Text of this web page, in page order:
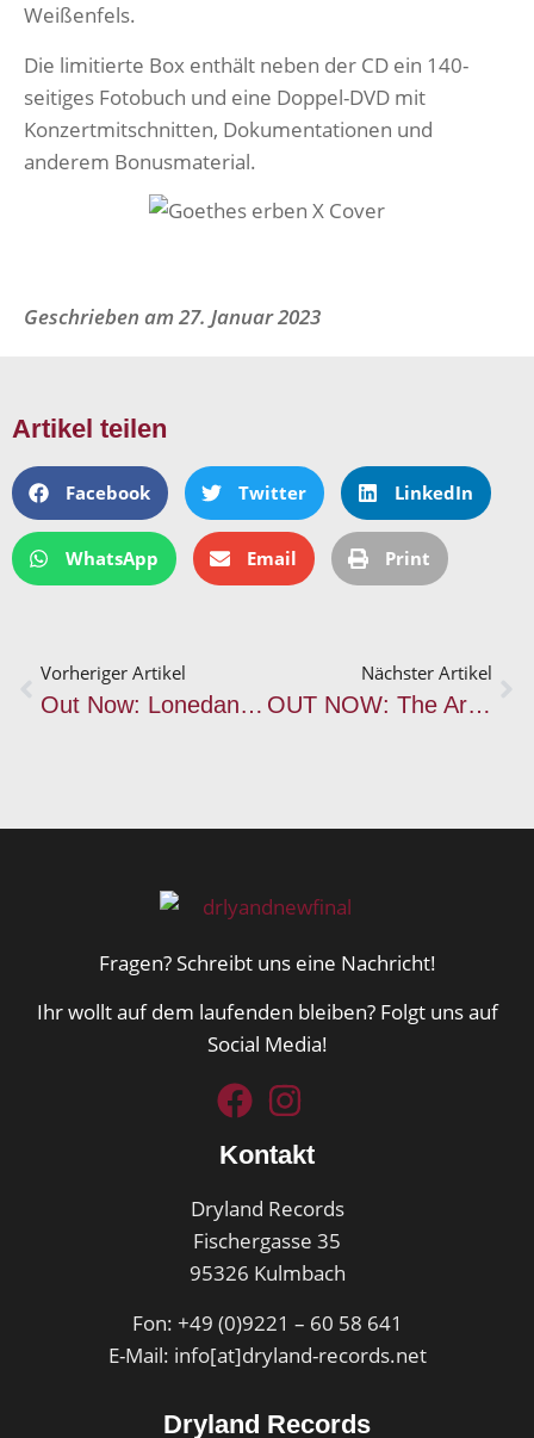
Weißenfels.
Die limitierte Box enthält neben der CD ein 140-
seitiges Fotobuch und eine Doppel-DVD mit
Konzertmitschnitten, Dokumentationen und
anderem Bonusmaterial.
Geschrieben am27. Januar 2023
Artikel teilen
Facebook Twitter LinkedIn
WhatsApp Email Print
Vorheriger Artikel
Out Now: Lonedance – This is Waiting (Single)
Nächster Artikel
OUT NOW: The Arch – Sanctuary Rat (03.02.23)
Fragen? Schreibt uns eine Nachricht!
Ihr wollt auf dem laufenden bleiben? Folgt uns auf
Social Media!
Kontakt
Dryland Records
Fischergasse 35
95326 Kulmbach
Fon: +49 (0)9221 – 60 58 641
E-Mail: info[at]dryland-records.net
Dryland Records